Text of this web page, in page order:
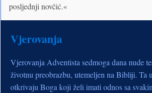
posljednji novčić.«
Vjerovanja
Vjerovanja Adventista sedmoga dana nude
životnu preobrazbu, utemeljen na Bibliji. Ta
otkrivaju Boga koji želi imati odnos sa